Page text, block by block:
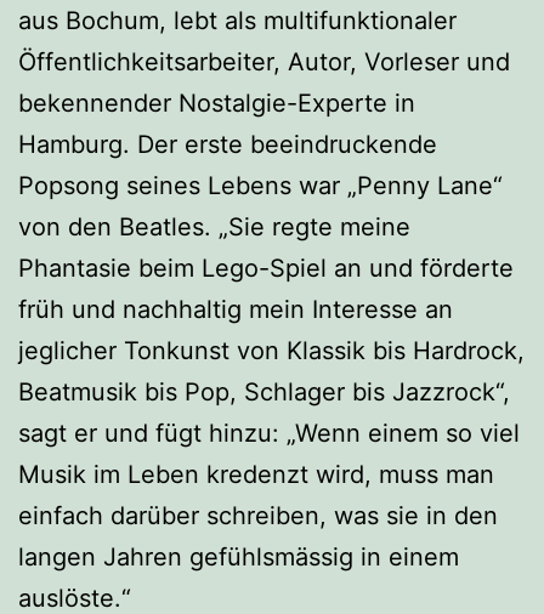
aus Bochum, lebt als multifunktionaler
Öffentlichkeitsarbeiter, Autor, Vorleser und
bekennender Nostalgie-Experte in
Hamburg. Der erste beeindruckende
Popsong seines Lebens war „Penny Lane“
von den Beatles. „Sie regte meine
Phantasie beim Lego-Spiel an und förderte
früh und nachhaltig mein Interesse an
jeglicher Tonkunst von Klassik bis Hardrock,
Beatmusik bis Pop, Schlager bis Jazzrock“,
sagt er und fügt hinzu: „Wenn einem so viel
Musik im Leben kredenzt wird, muss man
einfach darüber schreiben, was sie in den
langen Jahren gefühlsmässig in einem
auslöste.“